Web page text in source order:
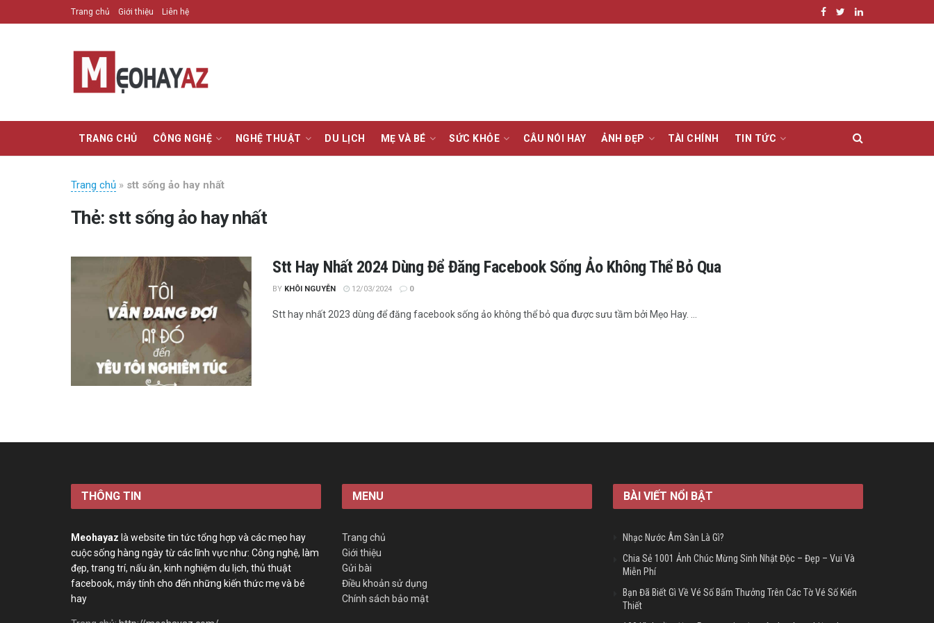
Trang chủ Giới thiệu Liên hệ
TRANG CHỦ CÔNG NGHỆ NGHỆ THUẬT DU LỊCH MẸ VÀ BÉ SỨC KHỎE CÂU NÓI HAY ẢNH ĐẸP TÀI CHÍNH TIN TỨC
Trang chủ » stt sống ảo hay nhất
Thẻ: stt sống ảo hay nhất
Stt Hay Nhất 2024 Dùng Để Đăng Facebook Sống Ảo Không Thể Bỏ Qua
BY KHÔI NGUYỄN 12/03/2024 0
Stt hay nhất 2023 dùng để đăng facebook sống ảo không thể bỏ qua được sưu tầm bởi Mẹo Hay. ...
THÔNG TIN
Meohayaz là website tin tức tổng hợp và các mẹo hay
cuộc sống hàng ngày từ các lĩnh vực như: Công nghệ, làm
đẹp, trang trí, nấu ăn, kinh nghiệm du lịch, thủ thuật
facebook, máy tính cho đến những kiến thức mẹ và bé
hay
MENU
Trang chủ
Giới thiệu
Gửi bài
Điều khoản sử dụng
Chính sách bảo mật
BÀI VIẾT NỔI BẬT
Nhạc Nước Âm Sàn Là Gì?
Chia Sẻ 1001 Ảnh Chúc Mừng Sinh Nhật Độc – Đẹp – Vui Và
Miễn Phí
Bạn Đã Biết Gì Về Vé Số Bấm Thưởng Trên Các Tờ Vé Số Kiến
Thiết